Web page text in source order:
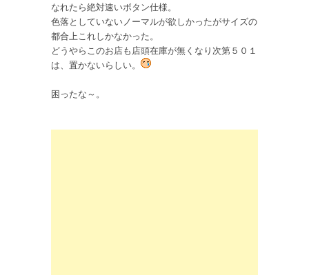
なれたら絶対速いボタン仕様。
色落としていないノーマルが欲しかったがサイズの
都合上これしかなかった。
どうやらこのお店も店頭在庫が無くなり次第５０１
は、置かないらしい。
困ったな～。